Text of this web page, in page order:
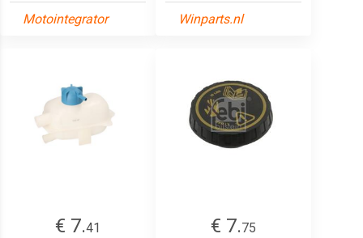
Motointegrator
Winparts.nl
€ 7.41
€ 7.75